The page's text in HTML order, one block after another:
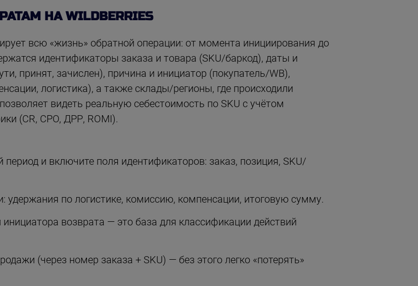
НА WILDBERRIES
всю «жизнь» обратной операции: от момента инициирования до
идентификаторы заказа и товара (SKU/баркод), даты и
принят, зачислен), причина и инициатор (покупатель/WB),
логистика), а также склады/регионы, где происходили
видеть реальную себестоимость по SKU с учётом
(CR, CPO, ДРР, ROMI).
и включите поля идентификаторов: заказ, позиция, SKU/
удержания по логистике, комиссию, компенсации, итоговую сумму.
возврата — это база для классификации действий
(через номер заказа + SKU) — без этого легко «потерять»